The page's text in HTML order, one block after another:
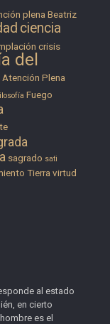
plena Beatriz
ciencia
crisis
del
Atención Plena
Fuego
sagrado sati
Tierra virtud
al estado
en cierto
es el